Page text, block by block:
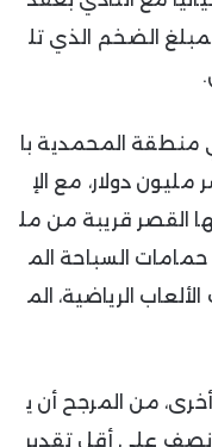
الضخم الذي تل
المحمدية با
دولار، مع الإ
القصر قريبة من مل
السباحة الم
الرياضية، الم
من المرجح أن ي
على أقل تقدير